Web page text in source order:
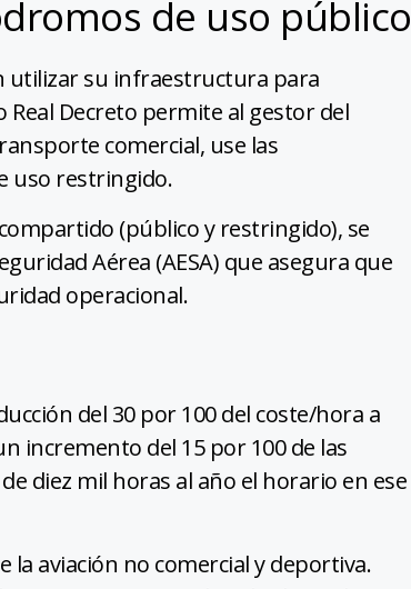
de uso público
utilizar su infraestructura para
Decreto permite al gestor del
comercial, use las
uso restringido.
(público y restringido), se
Aérea (AESA) que asegura que
operacional.
del 30 por 100 del coste/hora a
incremento del 15 por 100 de las
diez mil horas al año el horario en ese
la aviación no comercial y deportiva.